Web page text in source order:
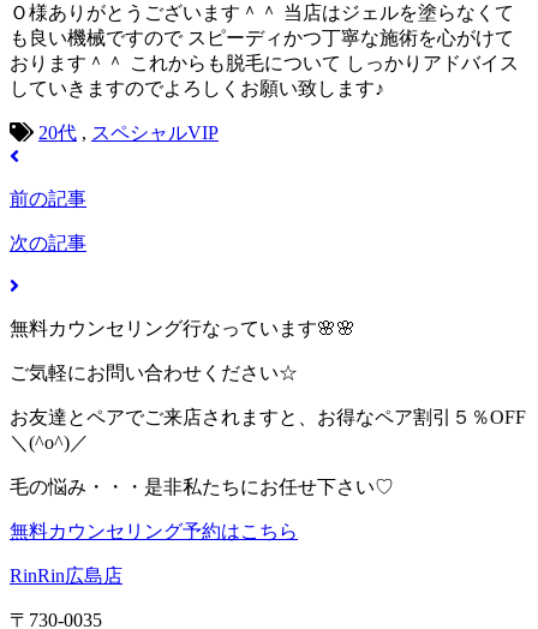
Ｏ様ありがとうございます＾＾ 当店はジェルを塗らなくて
も良い機械ですので スピーディかつ丁寧な施術を心がけて
おります＾＾ これからも脱毛について しっかりアドバイス
していきますのでよろしくお願い致します♪
20代 , スペシャルVIP
前の記事
次の記事
無料カウンセリング行なっています🌸🌸
ご気軽にお問い合わせください☆
お友達とペアでご来店されますと、お得なペア割引５％OFF
＼(^o^)／
毛の悩み・・・是非私たちにお任せ下さい♡
無料カウンセリング予約はこちら
RinRin広島店
〒730-0035